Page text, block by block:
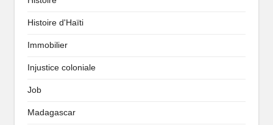
Histoire d'Haïti
Immobilier
Injustice coloniale
Job
Madagascar